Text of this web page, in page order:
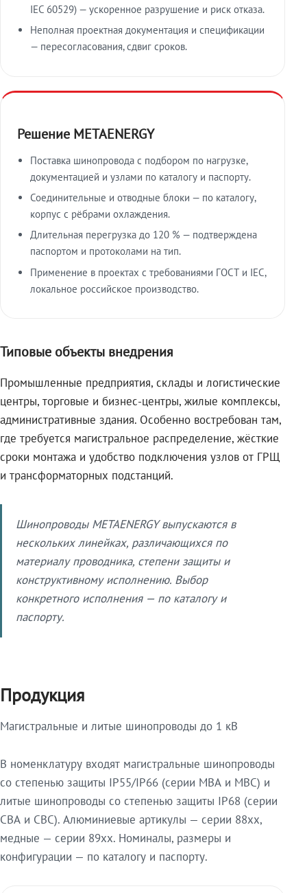
IEC 60529) — ускоренное разрушение и риск отказа.
Неполная проектная документация и спецификации
— пересогласования, сдвиг сроков.
Решение METAENERGY
Поставка шинопровода с подбором по нагрузке,
документацией и узлами по каталогу и паспорту.
Соединительные и отводные блоки — по каталогу,
корпус с рёбрами охлаждения.
Длительная перегрузка до 120 % — подтверждена
паспортом и протоколами на тип.
Применение в проектах с требованиями ГОСТ и IEC,
локальное российское производство.
Типовые объекты внедрения
Промышленные предприятия, склады и логистические
центры, торговые и бизнес-центры, жилые комплексы,
административные здания. Особенно востребован там,
где требуется магистральное распределение, жёсткие
сроки монтажа и удобство подключения узлов от ГРЩ
и трансформаторных подстанций.
Шинопроводы METAENERGY выпускаются в
нескольких линейках, различающихся по
материалу проводника, степени защиты и
конструктивному исполнению. Выбор
конкретного исполнения — по каталогу и
паспорту.
Продукция
Магистральные и литые шинопроводы до 1 кВ
В номенклатуру входят магистральные шинопроводы
со степенью защиты IP55/IP66 (серии МВА и МВС) и
литые шинопроводы со степенью защиты IP68 (серии
СВА и СВС). Алюминиевые артикулы — серии 88xx,
медные — серии 89xx. Номиналы, размеры и
конфигурации — по каталогу и паспорту.